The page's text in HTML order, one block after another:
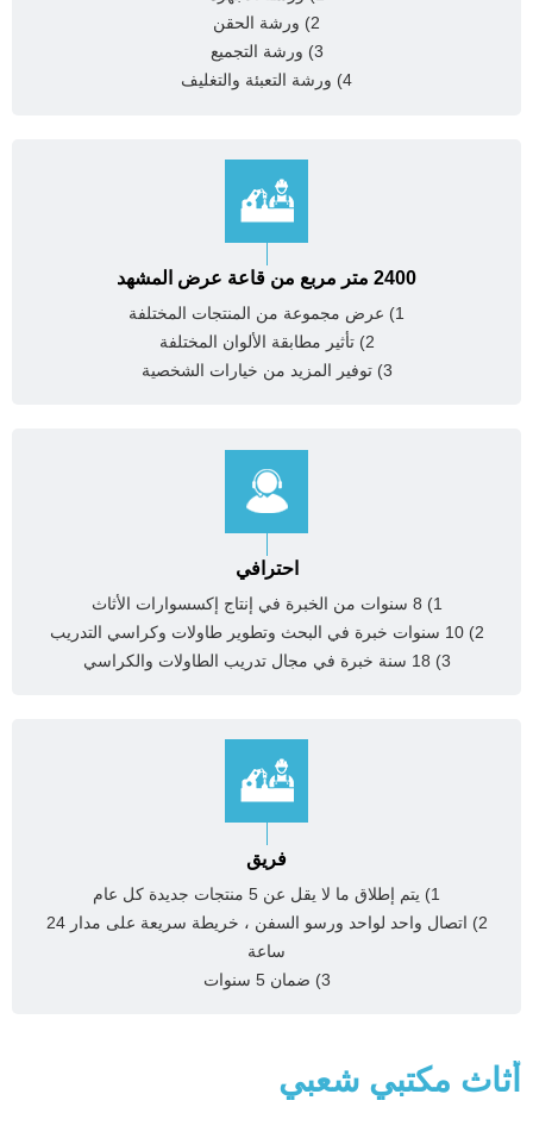
2) ورشة الحقن
3) ورشة التجميع
4) ورشة التعبئة والتغليف
2400 متر مربع من قاعة عرض المشهد
1) عرض مجموعة من المنتجات المختلفة
2) تأثير مطابقة الألوان المختلفة
3) توفير المزيد من خيارات الشخصية
احترافي
1) 8 سنوات من الخبرة في إنتاج إكسسوارات الأثاث
2) 10 سنوات خبرة في البحث وتطوير طاولات وكراسي التدريب
3) 18 سنة خبرة في مجال تدريب الطاولات والكراسي
فريق
1) يتم إطلاق ما لا يقل عن 5 منتجات جديدة كل عام
2) اتصال واحد لواحد ورسو السفن ، خريطة سريعة على مدار 24
ساعة
3) ضمان 5 سنوات
أثاث مكتبي شعبي